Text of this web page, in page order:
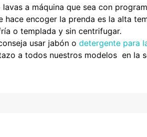
a máquina que sea con
hace encoger la prenda es la alta
o templada y sin centrifugar.
usar jabón o detergente para
a todos nuestros modelos en la